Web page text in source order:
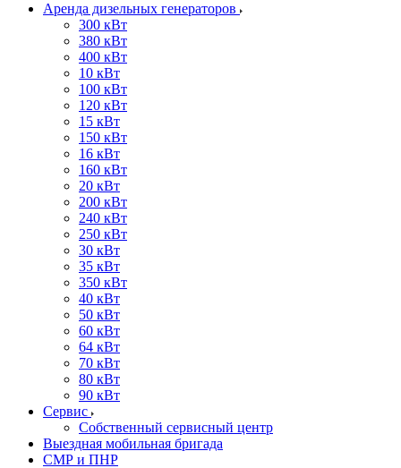
Аренда дизельных генераторов
300 кВт
380 кВт
400 кВт
10 кВт
100 кВт
120 кВт
15 кВт
150 кВт
16 кВт
160 кВт
20 кВт
200 кВт
240 кВт
250 кВт
30 кВт
35 кВт
350 кВт
40 кВт
50 кВт
60 кВт
64 кВт
70 кВт
80 кВт
90 кВт
Сервис
Собственный сервисный центр
Выездная мобильная бригада
СМР и ПНР